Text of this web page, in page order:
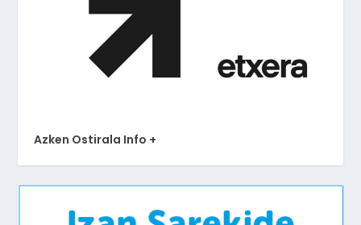
Azken Ostirala Info +